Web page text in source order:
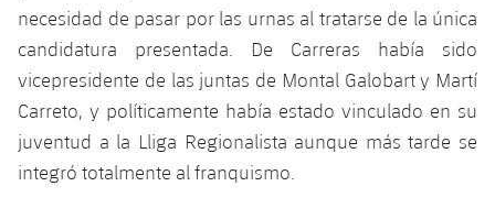
necesidad de pasar por las urnas al tratarse de la única
candidatura presentada. De Carreras había sido
vicepresidente de las juntas de Montal Galobart y Martí
Carreto, y políticamente había estado vinculado en su
juventud a la Lliga Regionalista aunque más tarde se
integró totalmente al franquismo.